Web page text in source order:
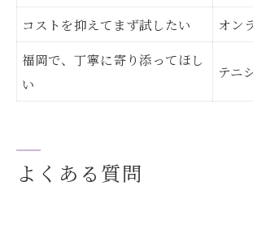
コストを抑えてまず試したい
オン
福岡で、丁寧に寄り添ってほし
い
テニ
よくある質問